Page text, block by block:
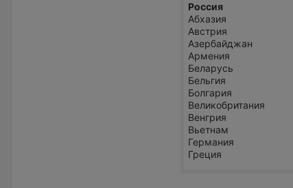
Россия
Абхазия
Австрия
Азербайджан
Армения
Беларусь
Бельгия
Болгария
Великобритания
Венгрия
Вьетнам
Германия
Греция